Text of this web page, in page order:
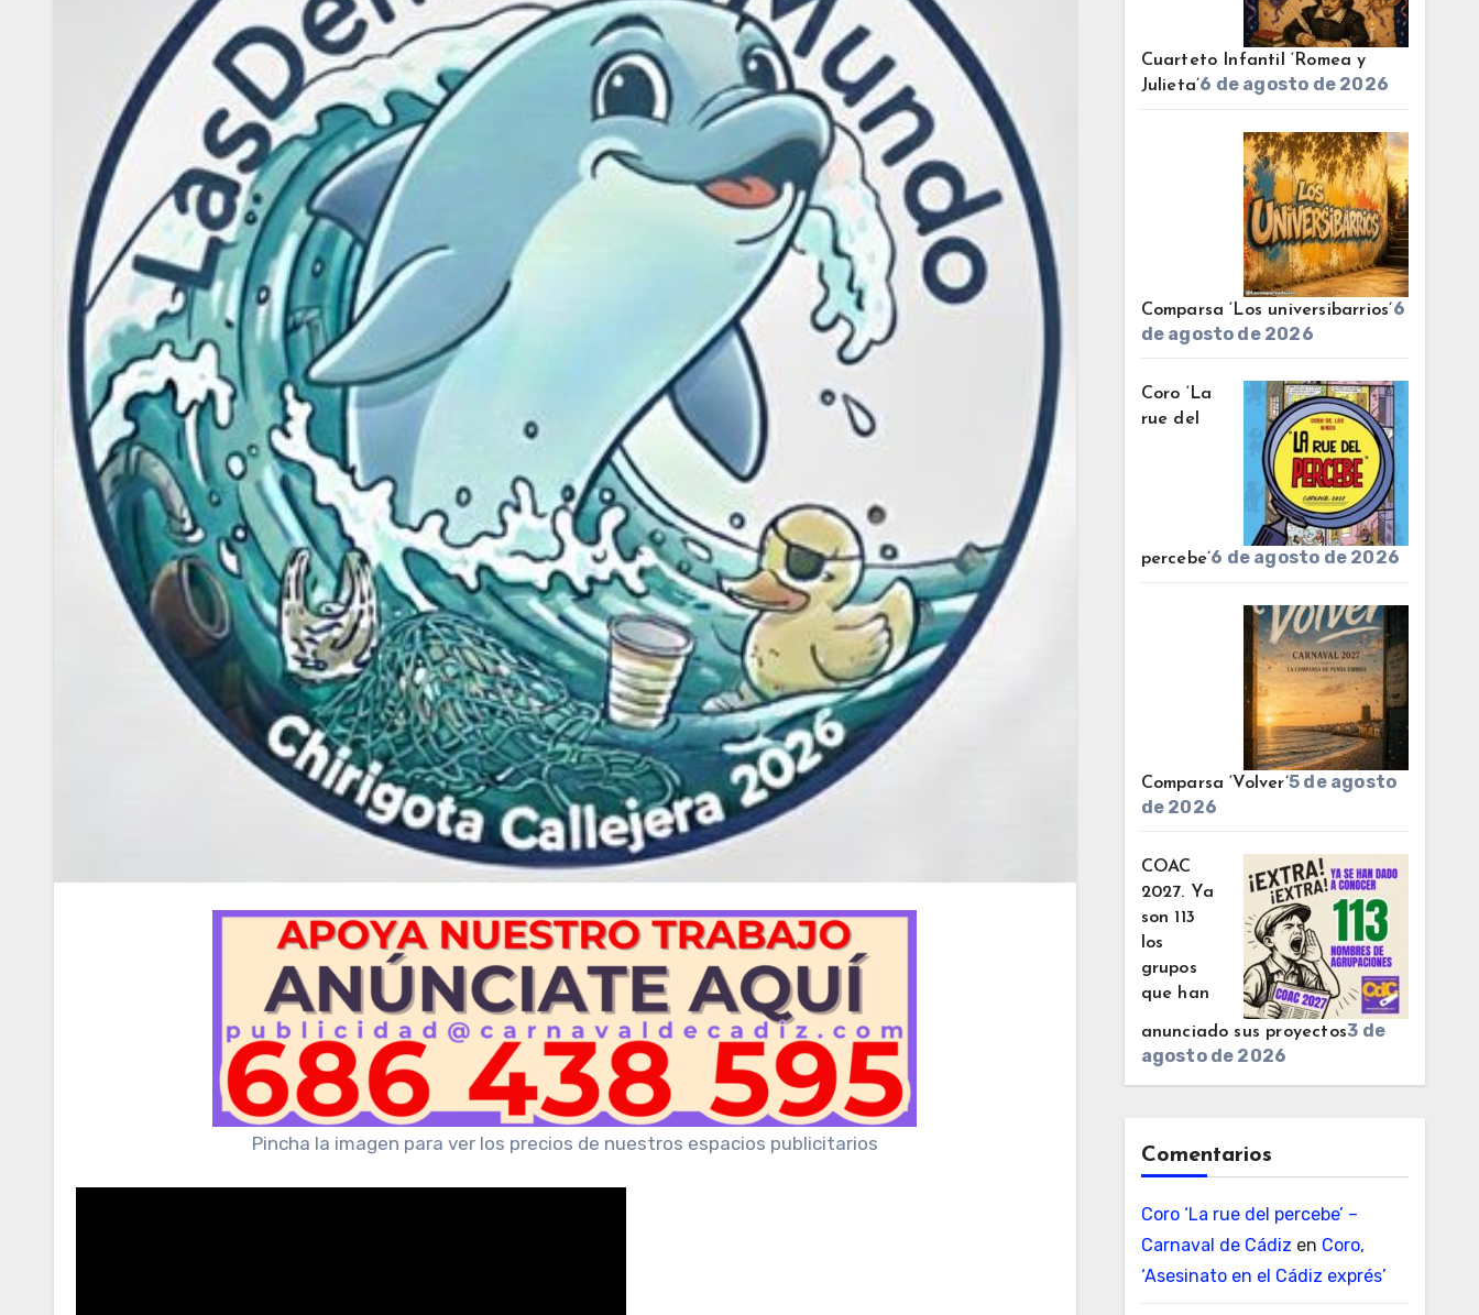
Pincha la imagen para ver los precios de nuestros espacios publicitarios
Cuarteto Infantil ‘Romea y
Julieta’6 de agosto de 2026
Comparsa ‘Los universibarrios’6
de agosto de 2026
Coro ‘La
rue del
percebe’6 de agosto de 2026
Comparsa ‘Volver’5 de agosto
de 2026
COAC
2027. Ya
son 113
los
grupos
que han
anunciado sus proyectos3 de
agosto de 2026
Comentarios
Coro ‘La rue del percebe’ –
Carnaval de Cádiz en Coro,
‘Asesinato en el Cádiz exprés’